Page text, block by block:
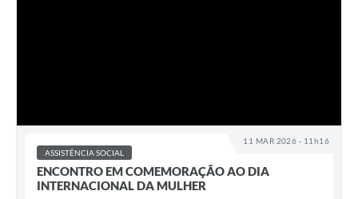
11 MAR 2026 - 11h16
ASSISTÊNCIA SOCIAL
ENCONTRO EM COMEMORAÇÃO AO DIA
INTERNACIONAL DA MULHER